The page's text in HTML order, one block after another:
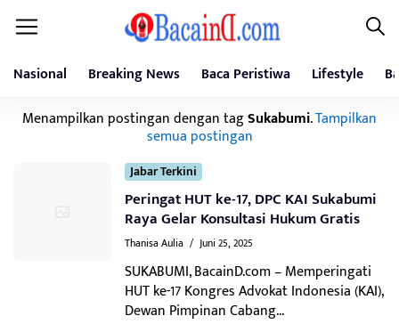
Nasional Breaking News Baca Peristiwa Lifestyle
Menampilkan postingan dengan tagSukabumi.Tampilkan
semua postingan
Jabar Terkini
Peringat HUT ke-17, DPC KAI Sukabumi
Raya Gelar Konsultasi Hukum Gratis
Thanisa Aulia / Juni 25, 2025
SUKABUMI, BacainD.com – Memperingati
HUT ke-17 Kongres Advokat Indonesia (KAI),
Dewan Pimpinan Cabang...